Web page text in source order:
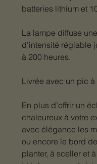
batteries lithium et
La lampe diffuse
d’intensité réglable
à 200 heures.
Livrée avec un pic
En plus d’offrir un
chaleureux à votre
avec élégance les
ou encore le bord
planter, à sceller et